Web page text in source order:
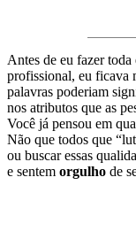
Antes de eu fazer
profissional, eu ficava
palavras poderiam
nos atributos que as
Você já pensou em
Não que todos que
ou buscar essas
e sentem orgulho de